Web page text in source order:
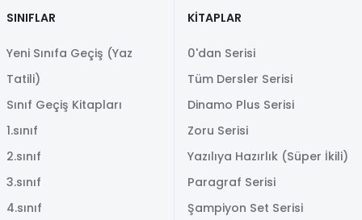
SINIFLAR
Yeni Sınıfa Geçiş (Yaz
Tatili)
Sınıf Geçiş Kitapları
1.sınıf
2.sınıf
3.sınıf
4.sınıf
KİTAPLAR
0'dan Serisi
Tüm Dersler Serisi
Dinamo Plus Serisi
Zoru Serisi
Yazılıya Hazırlık (Süper İkili)
Paragraf Serisi
Şampiyon Set Serisi